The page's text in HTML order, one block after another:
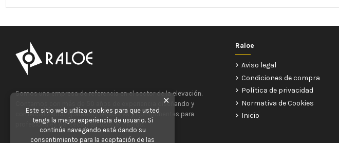
Somos una empresa de referencia en el sector de la elevación.
Contamos con más de 50 años de experiencia diseñando y
comercializando Aparatos Elevadores y Componentes para
profesionales del sector en todo el mundo.
Raloe
Aviso legal
Condiciones de compra
Política de privacidad
Normativa de Cookies
Inicio
✕
Este sitio web utiliza cookies para que usted
tenga la mejor experiencia de usuario. Si
continúa navegando está dando su
consentimiento para la aceptación de las